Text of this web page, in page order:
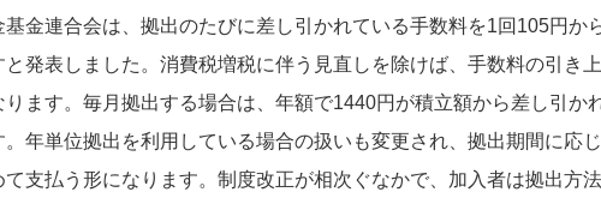
基金連合会は、拠出のたびに差し引かれている手数料を1回105円か
と発表しました。消費税増税に伴う見直しを除けば、手数料の引き
ります。毎月拠出する場合は、年額で1440円が積立額から差し引か
。年単位拠出を利用している場合の扱いも変更され、拠出期間に応
て支払う形になります。制度改正が相次ぐなかで、加入者は拠出方